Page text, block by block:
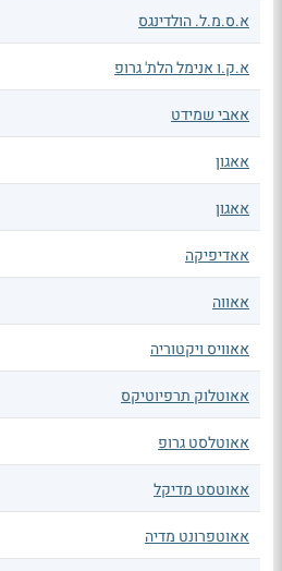
א.ס.מ.ל. הולדינגס
א.ק.ו אנימל הלת' גרופ
אאבי שמידט
אאגון
אאגון
אאדיפיקה
אאווה
אאוויס ויקטוריה
אאוטלוק תרפיוטיקס
אאוטלסט גרופ
אאוטסט מדיקל
אאוטפרונט מדיה